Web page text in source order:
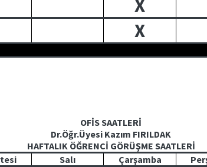
X
X
OFİS SAATLERİ
Dr.Öğr.Üyesi Kazım FIRILDAK
HAFTALIK ÖĞRENCİ GÖRÜŞME SAATLERİ
Salı Çarşamba